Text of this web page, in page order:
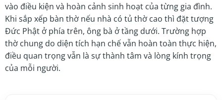
vào điều kiện và hoàn cảnh sinh hoạt của từng gia đình.
Khi sắp xếp bàn thờ nếu nhà có tủ thờ cao thì đặt tượng
Đức Phật ở phía trên, ông bà ở tầng dưới. Trường hợp
thờ chung do diện tích hạn chế vẫn hoàn toàn thực hiện,
điều quan trọng vẫn là sự thành tâm và lòng kính trọng
của mỗi người.